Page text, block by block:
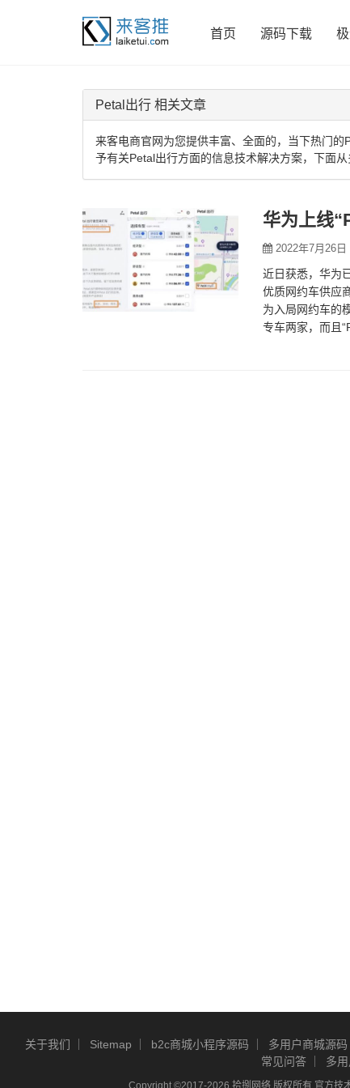
首页 源码下载
Petal出行 相关文章
来客电商官网为您提供丰富、全面的，当下热门
予有关Petal出行方面的信息技术解决方案，下面
华为上线
2022年7月26日
近日获悉，华为
优质网约车供应
为入局网约车的
专车两家，而且
关于我们 Sitemap b2c商城小程序源码 多用户商城源码
常见问答
多
Copyright ©2017-2026 拾捌网络 版权所有 官方技